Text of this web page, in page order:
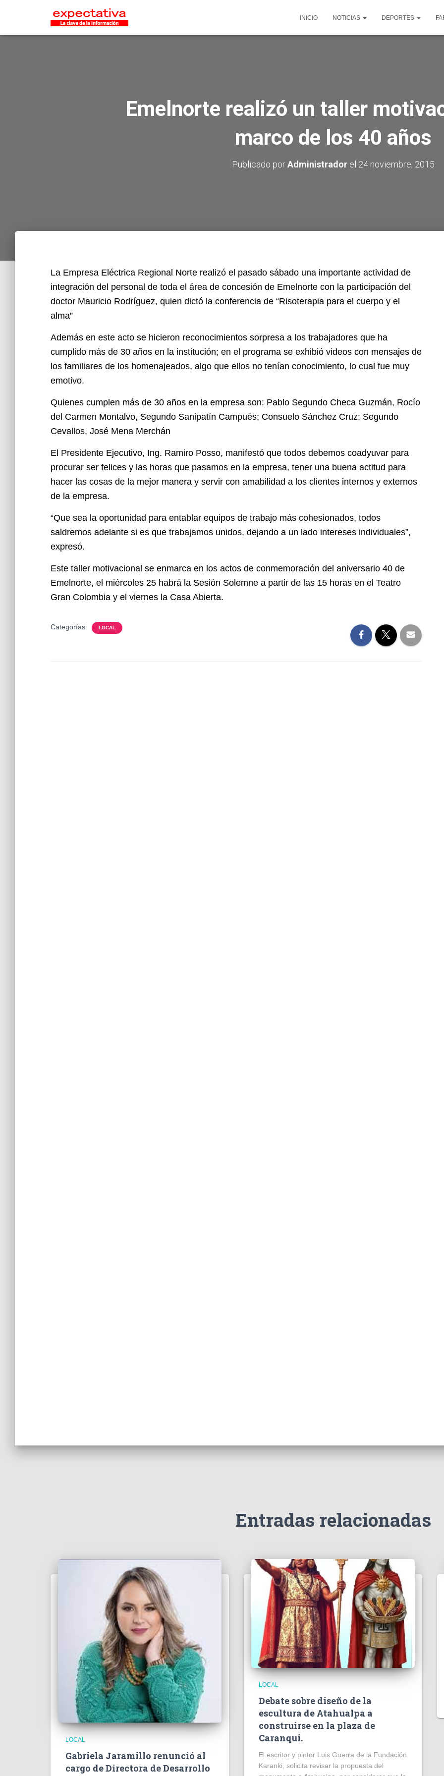
INICIO NOTICIAS DEPORTES
Emelnorte realizó un taller
marco de los 40 años
Publicado porAdministradorel 24 noviembre, 2015
La Empresa Eléctrica Regional Norte realizó el pasado sábado una importante actividad de
integración del personal de toda el área de concesión de Emelnorte con la participación del
doctor Mauricio Rodríguez, quien dictó la conferencia de “Risoterapia para el cuerpo y el
alma”
Además en este acto se hicieron reconocimientos sorpresa a los trabajadores que ha
cumplido más de 30 años en la institución; en el programa se exhibió videos con mensajes de
los familiares de los homenajeados, algo que ellos no tenían conocimiento, lo cual fue muy
emotivo.
Quienes cumplen más de 30 años en la empresa son: Pablo Segundo Checa Guzmán, Rocío
del Carmen Montalvo, Segundo Sanipatín Campués; Consuelo Sánchez Cruz; Segundo
Cevallos, José Mena Merchán
El Presidente Ejecutivo, Ing. Ramiro Posso, manifestó que todos debemos coadyuvar para
procurar ser felices y las horas que pasamos en la empresa, tener una buena actitud para
hacer las cosas de la mejor manera y servir con amabilidad a los clientes internos y externos
de la empresa.
“Que sea la oportunidad para entablar equipos de trabajo más cohesionados, todos
saldremos adelante si es que trabajamos unidos, dejando a un lado intereses individuales”,
expresó.
Este taller motivacional se enmarca en los actos de conmemoración del aniversario 40 de
Emelnorte, el miércoles 25 habrá la Sesión Solemne a partir de las 15 horas en el Teatro
Gran Colombia y el viernes la Casa Abierta.
Categorías: LOCAL
Entradas relacionadas
LOCAL
Gabriela Jaramillo renunció al
cargo de Directora de Desarrollo
LOCAL
Debate sobre diseño de la
escultura de Atahualpa a
construirse en la plaza de
Caranqui.
El escritor y pintor Luis Guerra de la Fundación
Karanki, solicita revisar la propuesta del